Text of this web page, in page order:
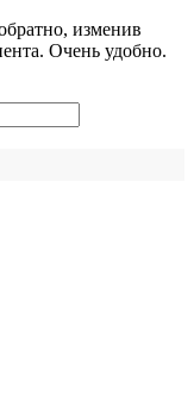
изменив
Очень удобно.